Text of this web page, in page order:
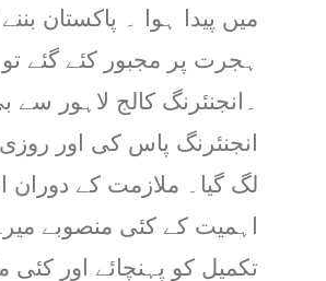
میں پیدا ہوا ۔ پاکستان
ہجرت پر مجبور کئے گئے تو
۔انجنئرنگ کالج لاہور
انجنئرنگ پاس کی اور
لگ گیا۔ ملازمت کے دوران
اہمیت کے کئی منصوبے
تکمیل کو پہنچائے اور